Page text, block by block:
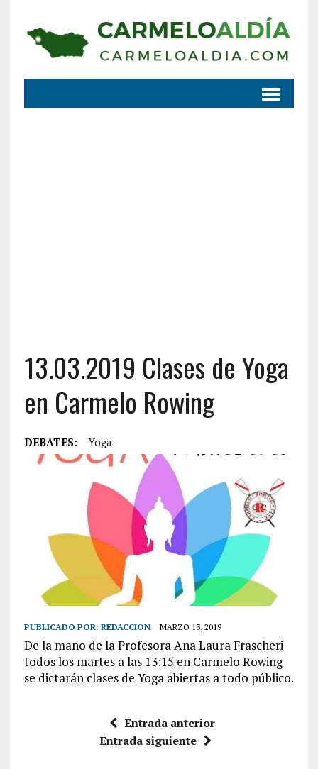
13.03.2019 Clases de Yoga
en Carmelo Rowing
DEBATES: Yoga
PUBLICADO POR: REDACCION MARZO 13, 2019
De la mano de la Profesora Ana Laura Frascheri
todos los martes a las 13:15 en Carmelo Rowing
se dictarán clases de Yoga abiertas a todo público.
Entrada anterior
Entrada siguiente